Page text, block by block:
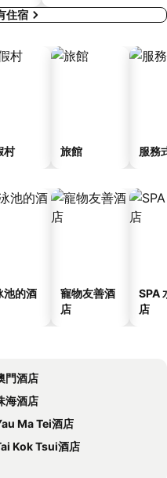
住宿
村 旅館 服務
池的酒
寵物友善酒
店
SPA
店
門酒店
海酒店
Ma Tei酒店
Kok Tsui酒店